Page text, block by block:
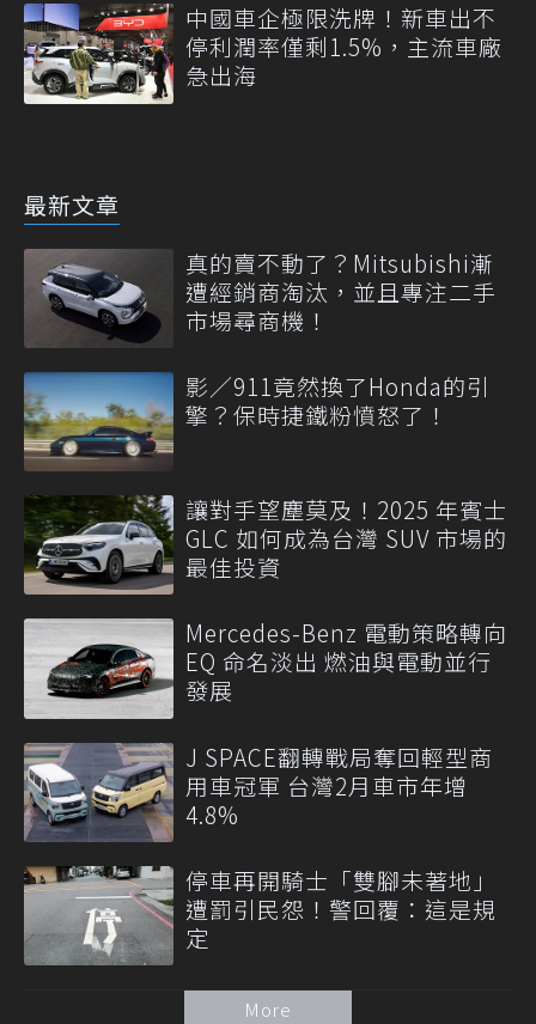
中國車企極限洗牌！新車出不
停利潤率僅剩1.5%，主流車廠
急出海
最新文章
真的賣不動了？Mitsubishi漸
遭經銷商淘汰，並且專注二手
市場尋商機！
影／911竟然換了Honda的引
擎？保時捷鐵粉憤怒了！
讓對手望塵莫及！2025 年賓士
GLC 如何成為台灣 SUV 市場的
最佳投資
Mercedes-Benz 電動策略轉向
EQ 命名淡出 燃油與電動並行
發展
J SPACE翻轉戰局奪回輕型商
用車冠軍 台灣2月車市年增
4.8%
停車再開騎士「雙腳未著地」
遭罰引民怨！警回覆：這是規
定
More